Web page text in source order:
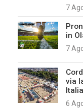
7
in
7
via
6